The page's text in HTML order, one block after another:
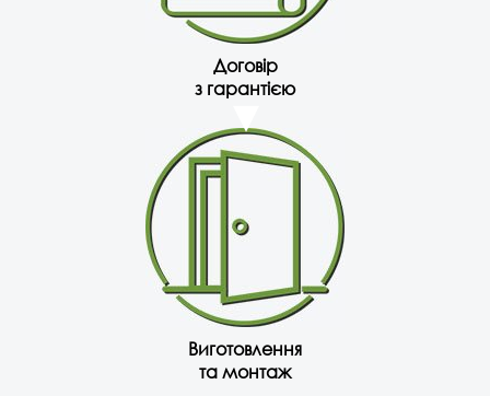
Договір
з гарантією
Виготовлення
та монтаж